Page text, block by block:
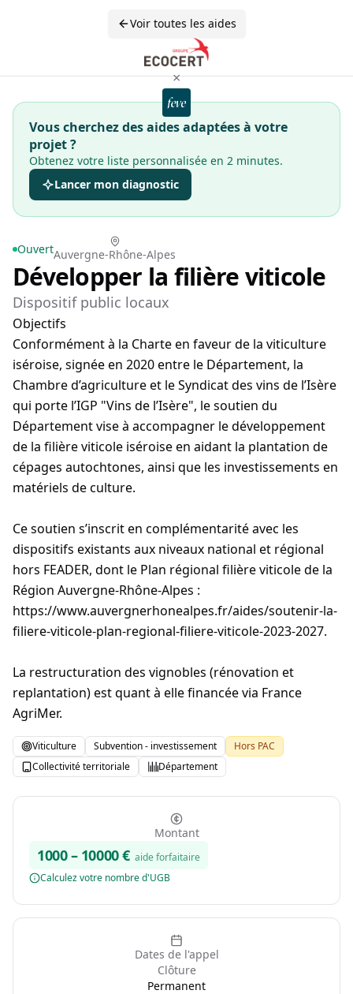
Voir toutes les aides
×
Vous cherchez des aides adaptées à votre
projet ?
Obtenez votre liste personnalisée en 2 minutes.
Lancer mon diagnostic
OuvertAuvergne-Rhône-Alpes
Développer la filière viticole
Dispositif public locaux
Objectifs
Conformément à la Charte en faveur de la viticulture
iséroise, signée en 2020 entre le Département, la
Chambre d’agriculture et le Syndicat des vins de l’Isère
qui porte l’IGP "Vins de l’Isère", le soutien du
Département vise à accompagner le développement
de la filière viticole iséroise en aidant la plantation de
cépages autochtones, ainsi que les investissements en
matériels de culture.
Ce soutien s’inscrit en complémentarité avec les
dispositifs existants aux niveaux national et régional
hors FEADER, dont le Plan régional filière viticole de la
Région Auvergne-Rhône-Alpes :
https://www.auvergnerhonealpes.fr/aides/soutenir-la-
filiere-viticole-plan-regional-filiere-viticole-2023-2027.
La restructuration des vignobles (rénovation et
replantation) est quant à elle financée via France
AgriMer.
Viticulture Subvention - investissement
Hors PAC
Collectivité territoriale
Département
Montant
1000– 10000€ aide forfaitaire
Calculez votre nombre d'UGB
Dates de l'appel
Clôture
Permanent